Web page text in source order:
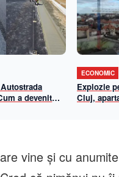
a devenit
ECONOMIC
Explozie
Cluj,
vine şi cu